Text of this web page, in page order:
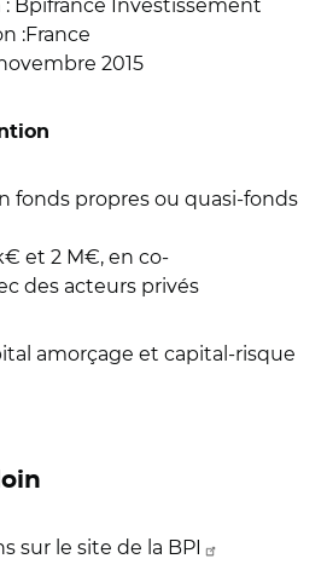
Bpifrance Investissement
:France
2015
fonds propres ou quasi-fonds
et 2 M€, en co-
des acteurs privés
amorçage et capital-risque
sur le site de la BPI